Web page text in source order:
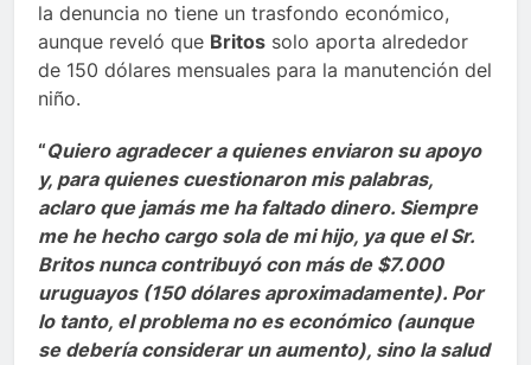
la denuncia no tiene un trasfondo económico,
aunque reveló que Britos solo aporta alrededor
de 150 dólares mensuales para la manutención del
niño.
“Quiero agradecer a quienes enviaron su apoyo
y, para quienes cuestionaron mis palabras,
aclaro que jamás me ha faltado dinero. Siempre
me he hecho cargo sola de mi hijo, ya que el Sr.
Britos nunca contribuyó con más de $7.000
uruguayos (150 dólares aproximadamente). Por
lo tanto, el problema no es económico (aunque
se debería considerar un aumento), sino la salud